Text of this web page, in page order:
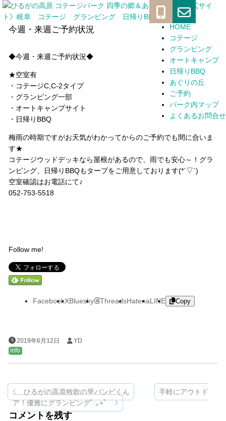
コンテンツへスキップ
メ
ナ
ビ
ョ
ン
HOME
コテージ
グランピング
オートキャンプ
日帰りBBQ
あぐりの丘
ご予約
パーク内マップ
よくあるお問合せ
今週・来週ご予約状況
◆今週・来週ご予約状況◆
★空室有
・コテージC,C-2タイプ
・グランピング一部
・オートキャンプサイト
・日帰りBBQ
梅雨の時期ですがお天気がわかってからのご予約でも間に合いま
す★
コテージウッドデッキなら屋根があるので、雨でも安心～！グラ
ンピング、日帰りBBQもタープをご用意しております(*´▽`)
空室確認はお電話にて♪
052-753-5518
Follow me!
FacebookXBluesky ThreadsHatenaLINE Copy
2019年6月12日
YD
info
投
稿
ひるがの高原牧歌の里バンビくん
手軽にアウトド
ア！優雅にグランピングﾟ:｡+ﾟ
コメントを残す